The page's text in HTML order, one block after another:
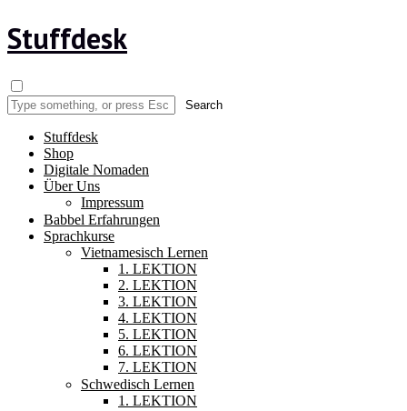
Stuffdesk
Stuffdesk
Shop
Digitale Nomaden
Über Uns
Impressum
Babbel Erfahrungen
Sprachkurse
Vietnamesisch Lernen
1. LEKTION
2. LEKTION
3. LEKTION
4. LEKTION
5. LEKTION
6. LEKTION
7. LEKTION
Schwedisch Lernen
1. LEKTION